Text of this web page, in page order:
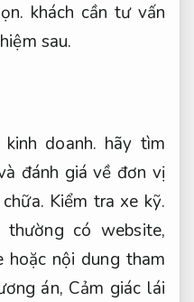
khách cần tư vấn
sau.
doanh. hãy tìm
đánh giá về đơn vị
Kiểm tra xe kỹ.
có website,
hoặc nội dung tham
án, Cảm giác lái